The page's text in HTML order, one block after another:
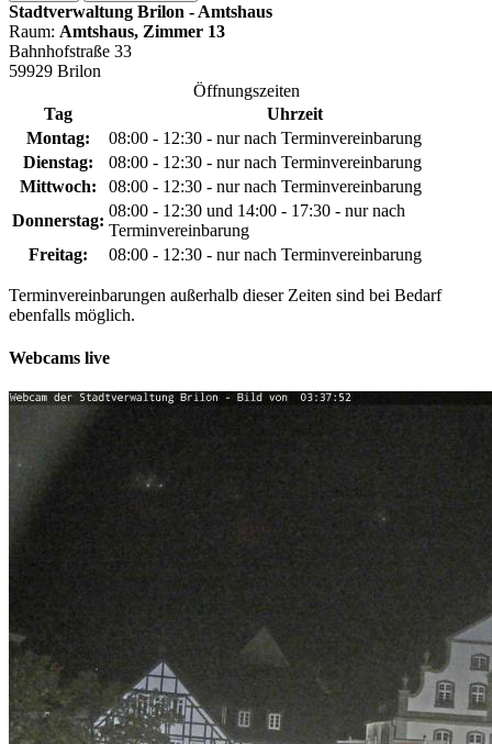
Stadtverwaltung Brilon - Amtshaus
Raum: Amtshaus, Zimmer 13
Bahnhofstraße 33
59929 Brilon
Öffnungszeiten
Tag
Uhrzeit
Montag:
08:00 - 12:30 - nur nach Terminvereinbarung
Dienstag:
08:00 - 12:30 - nur nach Terminvereinbarung
Mittwoch:
08:00 - 12:30 - nur nach Terminvereinbarung
Donnerstag:
08:00 - 12:30 und 14:00 - 17:30 - nur nach
Terminvereinbarung
Freitag:
08:00 - 12:30 - nur nach Terminvereinbarung
Terminvereinbarungen außerhalb dieser Zeiten sind bei Bedarf
ebenfalls möglich.
Webcams live